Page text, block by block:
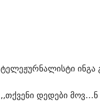
ტელეჟურნალისტი ინგა
,,თქვენი დედები